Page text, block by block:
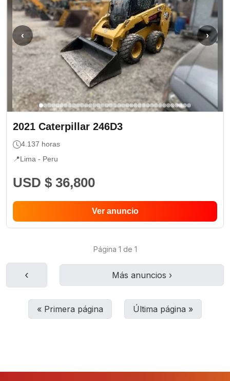
‹ ›
2021 Caterpillar 246D3
4.137 horas
📍Lima - Peru
USD $ 36,800
Ver anuncio
Página 1 de 1
‹ Más anuncios ›
« Primera página Última página »